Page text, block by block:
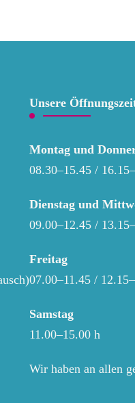
Unsere
Montag und
08.30–15.45 /
Dienstag und
09.00–12.45 /
Freitag
07.00–11.45 /
Samstag
11.00–15.00 h
Wir haben an allen